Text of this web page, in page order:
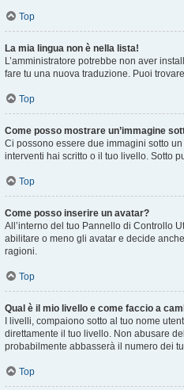
Top
La mia lingua non è nella lista!
L’amministratore potrebbe non aver
fare tu una nuova traduzione. Puoi
Top
Come posso mostrare un’immagine
Ci possono essere due immagini sotto
interventi hai scritto o il tuo livello. Sotto
Top
Come posso inserire un avatar?
All’interno del tuo Pannello di Controllo
abilitare o meno gli avatar e decide
ragioni.
Top
Qual è il mio livello e come faccio a
I livelli, compaiono sotto al tuo nome
direttamente il tuo livello. Non abusare
probabilmente abbasserà il numero dei
Top